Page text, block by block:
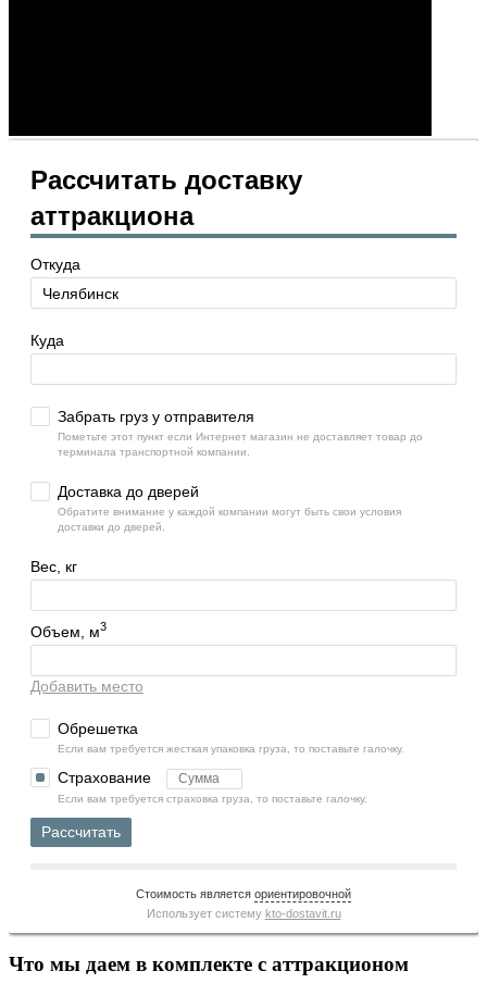
Рассчитать доставку
аттракциона
Откуда
Куда
Забрать груз у отправителя
Пометьте этот пункт если Интернет магазин не доставляет товар до
терминала транспортной компании.
Доставка до дверей
Обратите внимание у каждой компании могут быть свои условия
доставки до дверей.
Вес, кг
Объем, м3
Добавить место
Обрешетка
Если вам требуется жесткая упаковка груза, то поставьте галочку.
Страхование
Если вам требуется страховка груза, то поставьте галочку.
Рассчитать
Стоимость является ориентировочной
Использует систему kto-dostavit.ru
Что мы даем в комплекте с аттракционом